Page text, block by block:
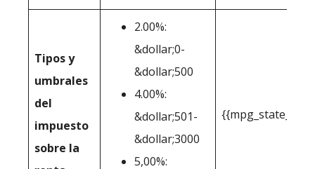
Tipos y
umbrales
del
impuesto
sobre la
2.00%:
&dollar;0-
&dollar;500
4.00%:
&dollar;501-
&dollar;3000
5,00%: